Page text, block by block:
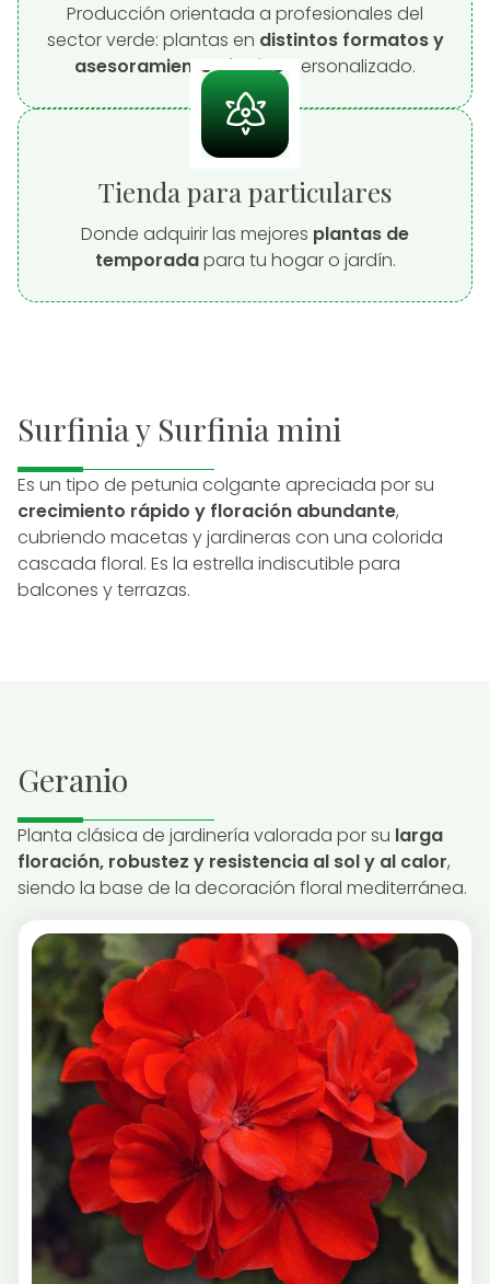
Producción orientada a profesionales del
sector verde: plantas en distintos formatos y
asesoramiento técnico personalizado.
Tienda para particulares
Donde adquirir las mejores plantas de
temporadapara tu hogar o jardín.
Surfinia y Surfinia mini
Es un tipo de petunia colgante apreciada por su
crecimiento rápido y floración abundante,
cubriendo macetas y jardineras con una colorida
cascada floral. Es la estrella indiscutible para
balcones y terrazas.
Geranio
Planta clásica de jardinería valorada por su larga
floración, robustez y resistencia al sol y al calor,
siendo la base de la decoración floral mediterránea.